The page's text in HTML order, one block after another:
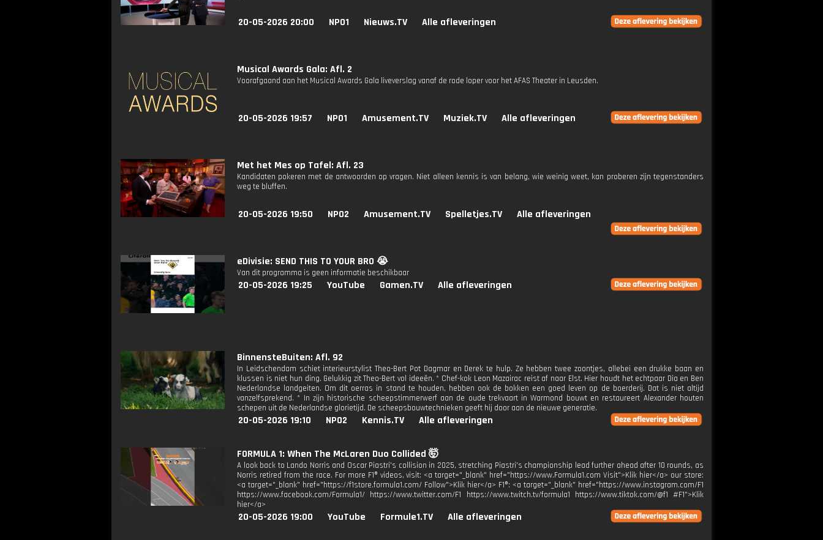
20-05-2026 20:00 NPO1 Nieuws.TV Alle afleveringen
Musical Awards Gala: Afl. 2
Voorafgaand aan het Musical Awards Gala liveverslag vanaf de rode loper voor het AFAS Theater in Leusden.
20-05-2026 19:57 NPO1 Amusement.TV Muziek.TV Alle afleveringen
Met het Mes op Tafel: Afl. 23
Kandidaten pokeren met de antwoorden op vragen. Niet alleen kennis is van belang, wie weinig weet, kan proberen zijn tegenstanders
weg te bluffen.
20-05-2026 19:50 NPO2 Amusement.TV Spelletjes.TV Alle afleveringen
eDivisie: SEND THIS TO YOUR BRO 😭
Van dit programma is geen informatie beschikbaar
20-05-2026 19:25 YouTube Gamen.TV Alle afleveringen
BinnensteBuiten: Afl. 92
In Leidschendam schiet interieurstylist Theo-Bert Pot Dagmar en Derek te hulp. Ze hebben twee zoontjes, allebei een drukke baan en
klussen is niet hun ding. Gelukkig zit Theo-Bert vol ideeën. * Chef-kok Leon Mazairac reist af naar Elst. Hier houdt het echtpaar Dia en Ben
Nederlandse landgeiten. Om dit oerras in stand te houden, hebben ook de bokken een goed leven op de boerderij. Dat is niet altijd
vanzelfsprekend. * In zijn historische scheepstimmerwerf aan de oude trekvaart in Warmond bouwt en restaureert Alexander houten
schepen uit de Nederlandse glorietijd. De scheepsbouwtechnieken geeft hij door aan de nieuwe generatie.
20-05-2026 19:10 NPO2 Kennis.TV Alle afleveringen
FORMULA 1: When The McLaren Duo Collided 🤯
A look back to Lando Norris and Oscar Piastri's collision in 2025, stretching Piastri's championship lead further ahead after 10 rounds, as
Norris retired from the race. For more F1® videos, visit: <a target="_blank" href="https://www.Formula1.com Visit">Klik hier</a> our store:
<a target="_blank" href="https://f1store.formula1.com/ Follow">Klik hier</a> F1®: <a target="_blank" href="https://www.instagram.com/F1
https://www.facebook.com/Formula1/ https://www.twitter.com/F1 https://www.twitch.tv/formula1 https://www.tiktok.com/@f1 #F1">Klik
hier</a>
20-05-2026 19:00 YouTube Formule1.TV Alle afleveringen